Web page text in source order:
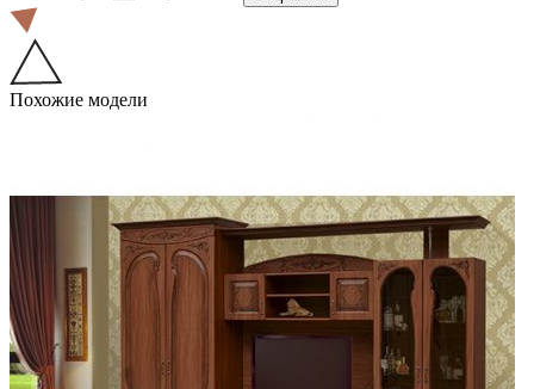
Похожие модели